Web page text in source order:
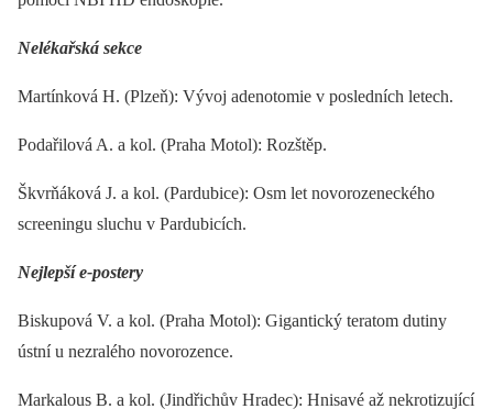
Nelékařská sekce
Martínková H. (Plzeň): Vývoj adenotomie v posledních letech.
Podařilová A. a kol. (Praha Motol): Rozštěp.
Škvrňáková J. a kol. (Pardubice): Osm let novorozeneckého
screeningu sluchu v Pardubicích.
Nejlepší e-postery
Biskupová V. a kol. (Praha Motol): Gigantický teratom dutiny
ústní u nezralého novorozence.
Markalous B. a kol. (Jindřichův Hradec): Hnisavé až nekrotizující